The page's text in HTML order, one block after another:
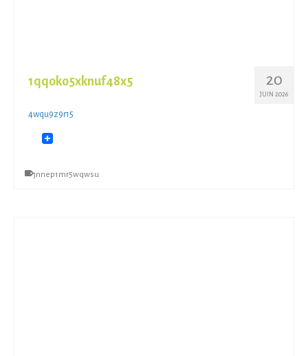
20
JUIN 2026
1qqoko5xknuf48x5
4wqu9z9r15
jnnep1mr5wqwsu